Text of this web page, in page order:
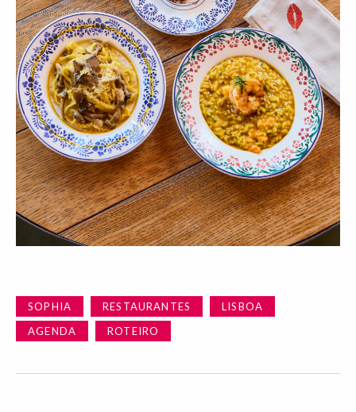
SOPHIA RESTAURANTES
LISBOA
AGENDA
ROTEIRO